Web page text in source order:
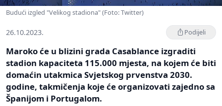
Budući izgled "Velikog stadiona" (Foto: Twitter)
26.10.2023. Podijeli
Maroko će u blizini grada Casablance izgraditi
stadion kapaciteta 115.000 mjesta, na kojem će biti
domaćin utakmica Svjetskog prvenstva 2030.
godine, takmičenja koje će organizovati zajedno sa
Španijom i Portugalom.